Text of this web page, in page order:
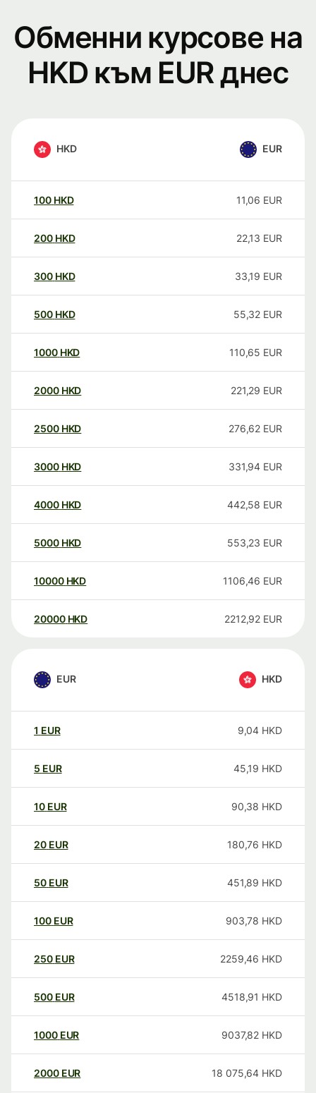
Обменни курсове на
HKD към EUR днес
HKD EUR
100 HKD 11,06 EUR
200 HKD 22,13 EUR
300 HKD 33,19 EUR
500 HKD 55,32 EUR
1000 HKD 110,65 EUR
2000 HKD 221,29 EUR
2500 HKD 276,62 EUR
3000 HKD 331,94 EUR
4000 HKD 442,58 EUR
5000 HKD 553,23 EUR
10000 HKD 1106,46 EUR
20000 HKD 2212,92 EUR
EUR HKD
1 EUR 9,04 HKD
5 EUR 45,19 HKD
10 EUR 90,38 HKD
20 EUR 180,76 HKD
50 EUR 451,89 HKD
100 EUR 903,78 HKD
250 EUR 2259,46 HKD
500 EUR 4518,91 HKD
1000 EUR 9037,82 HKD
2000 EUR 18 075,64 HKD